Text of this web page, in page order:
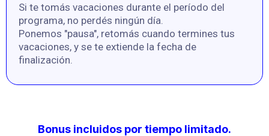
Si te tomás vacaciones durante el período del
programa, no perdés ningún día.
Ponemos "pausa", retomás cuando termines tus
vacaciones, y se te extiende la fecha de
finalización.
Bonus incluidos por tiempo limitado.